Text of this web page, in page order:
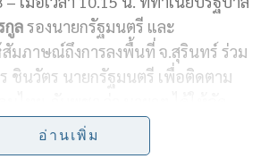
t
t
e
r
p
y
L
i
n
a
r
e
กูลรองนายกรัฐมนตรี และ
มภาษณ์ถึงการลงพื้นที่ จ.สุรินทร์ ร่วม
ชินวัตร นายกรัฐมนตรี เพื่อติดตาม
บสนุนแนวหลังอย่างเต็มที่ และได้ให้
าษิต มหาดไทยเป็นบ้าน ทหารเป็นรั้ว
อ่านเพิ่ม